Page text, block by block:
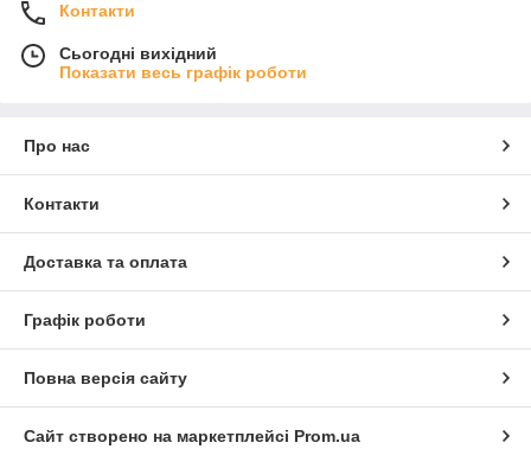
Контакти
Сьогодні вихідний
Показати весь графік роботи
Про нас
Контакти
Доставка та оплата
Графік роботи
Повна версія сайту
Сайт створено на маркетплейсі Prom.ua